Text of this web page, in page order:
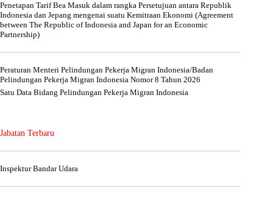
Penetapan Tarif Bea Masuk dalam rangka Persetujuan antara Republik
Indonesia dan Jepang mengenai suatu Kemitraan Ekonomi (Agreement
between The Republic of Indonesia and Japan for an Economic
Partnership)
Peraturan Menteri Pelindungan Pekerja Migran Indonesia/Badan
Pelindungan Pekerja Migran Indonesia Nomor 8 Tahun 2026
Satu Data Bidang Pelindungan Pekerja Migran Indonesia
Jabatan Terbaru
Inspektur Bandar Udara